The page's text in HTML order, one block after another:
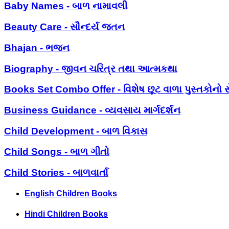
Baby Names - બાળ નામાવલી
Beauty Care - સૌન્દર્ય જતન
Bhajan - ભજન
Biography - જીવન ચરિત્ર તથા આત્મકથા
Books Set Combo Offer - વિશેષ છૂટ વાળા પુસ્તકોનો
Business Guidance - વ્યવસાય માર્ગદર્શન
Child Development - બાળ વિકાસ
Child Songs - બાળ ગીતો
Child Stories - બાળવાર્તા
English Children Books
Hindi Children Books